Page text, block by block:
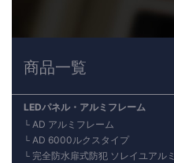
商品一覧
LEDパネル・アルミフレーム
AD アルミフレーム
AD 6000ルクスタイプ
完全防水扉式防犯 ソレイユアルミ